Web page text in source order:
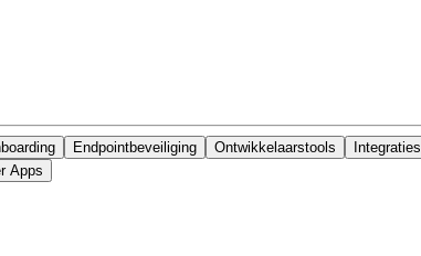
Endpointbeveiliging Ontwikkelaarstools Integraties
Apps